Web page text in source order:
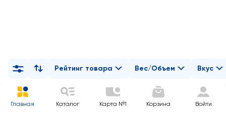
Рейтинг товара Вес/Объем Вкус
Главная Каталог Карта №1 Корзина Войти